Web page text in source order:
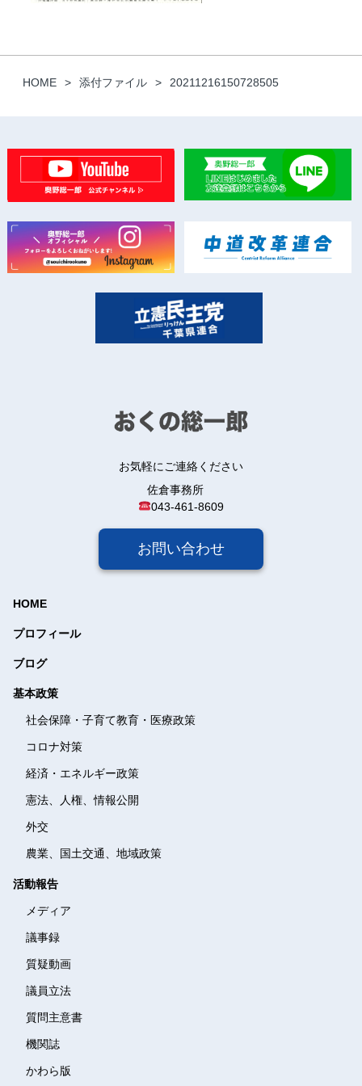
HOME 添付ファイル 20211216150728505
お気軽にご連絡ください
佐倉事務所
043-461-8609
お問い合わせ
HOME
プロフィール
ブログ
基本政策
社会保障・子育て教育・ 医療政策
コロナ対策
経済・エネルギー政策
憲法、人権、情報公開
外交
農業、国土交通、地域政策
活動報告
メディア
議事録
質疑動画
議員立法
質問主意書
機関誌
かわら版